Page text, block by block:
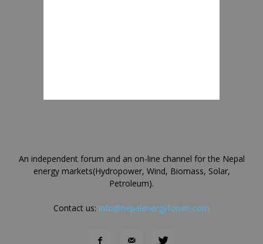
An independent forum and an on-line channel for the Nepal
energy markets(Hydropower, Wind, Biomass, Solar,
Petroleum).
Contact us: info@nepalenergyforum.com